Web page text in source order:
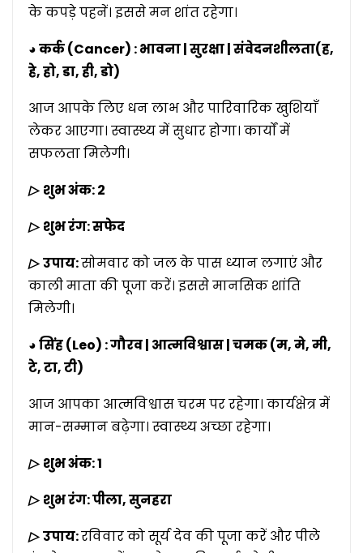
के कपड़े पहनें। इससे मन शांत रहेगा।
◕ कर्क (Cancer) : भावना | सुरक्षा | संवेदनशीलता(ह,
हे, हो, डा, ही, डो)
आज आपके लिए धन लाभ और पारिवारिक खुशियाँ
लेकर आएगा। स्वास्थ्य में सुधार होगा। कार्यों में
सफलता मिलेगी।
▷ शुभ अंक: 2
▷ शुभ रंग: सफेद
▷उपाय:सोमवार को जल के पास ध्यान लगाएं और
काली माता की पूजा करें। इससे मानसिक शांति
मिलेगी।
◕ सिंह (Leo) : गौरव | आत्मविश्वास | चमक (म, मे, मी,
टे, टा, टी)
आज आपका आत्मविश्वास चरम पर रहेगा। कार्यक्षेत्र में
मान-सम्मान बढ़ेगा। स्वास्थ्य अच्छा रहेगा।
▷ शुभ अंक: 1
▷ शुभ रंग: पीला, सुनहरा
▷उपाय:रविवार को सूर्य देव की पूजा करें और पीले